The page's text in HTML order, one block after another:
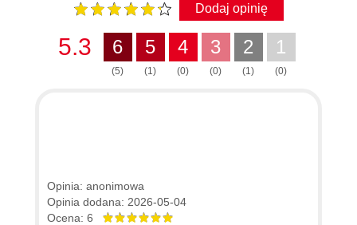
Dodaj opinię
5.3 6
(5)
5
(1)
4
(0)
3
(0)
2
(1)
1
(0)
Opinia: anonimowa
Opinia dodana: 2026-05-04
Ocena: 6